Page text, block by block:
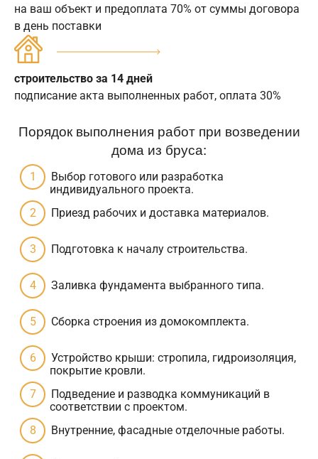
на ваш объект и предоплата 70% от суммы договора
в день поставки
строительство за 14 дней
подписание акта выполненных работ, оплата 30%
Порядок выполнения работ при возведении
дома из бруса:
Выбор готового или разработка
индивидуального проекта.
Приезд рабочих и доставка материалов.
Подготовка к началу строительства.
Заливка фундамента выбранного типа.
Сборка строения из домокомплекта.
Устройство крыши: стропила, гидроизоляция,
покрытие кровли.
Подведение и разводка коммуникаций в
соответствии с проектом.
Внутренние, фасадные отделочные работы.